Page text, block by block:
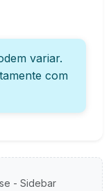
variar.
com
- Sidebar